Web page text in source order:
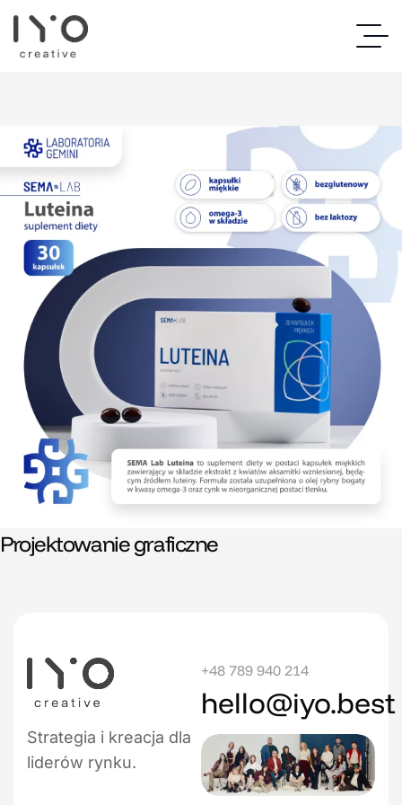
Projektowanie graficzne
Strategia i kreacja dla
liderów rynku.
+48 789 940 214
hello@iyo.best